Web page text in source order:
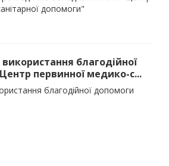
допомоги"
благодійної
первинної медико-с...
благодійної допомоги